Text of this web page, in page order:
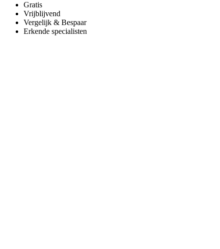
Gratis
Vrijblijvend
Vergelijk & Bespaar
Erkende specialisten